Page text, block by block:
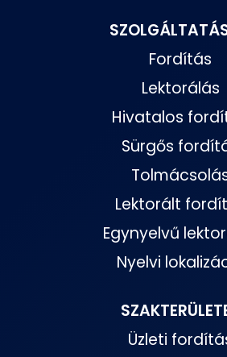
Fordítás
Lektorálás
Hivatalos
Sürgős
Lektorált
Egynyelvű
Nyelvi
Üzleti